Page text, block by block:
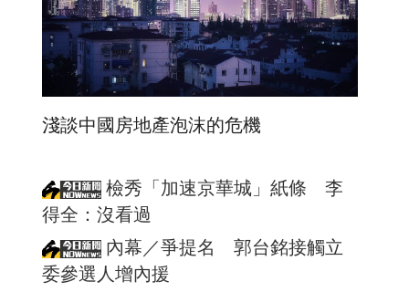
淺談中國房地產泡沫的危機
檢秀「加速京華城」紙條 李
得全：沒看過
內幕／爭提名 郭台銘接觸立
委參選人增內援